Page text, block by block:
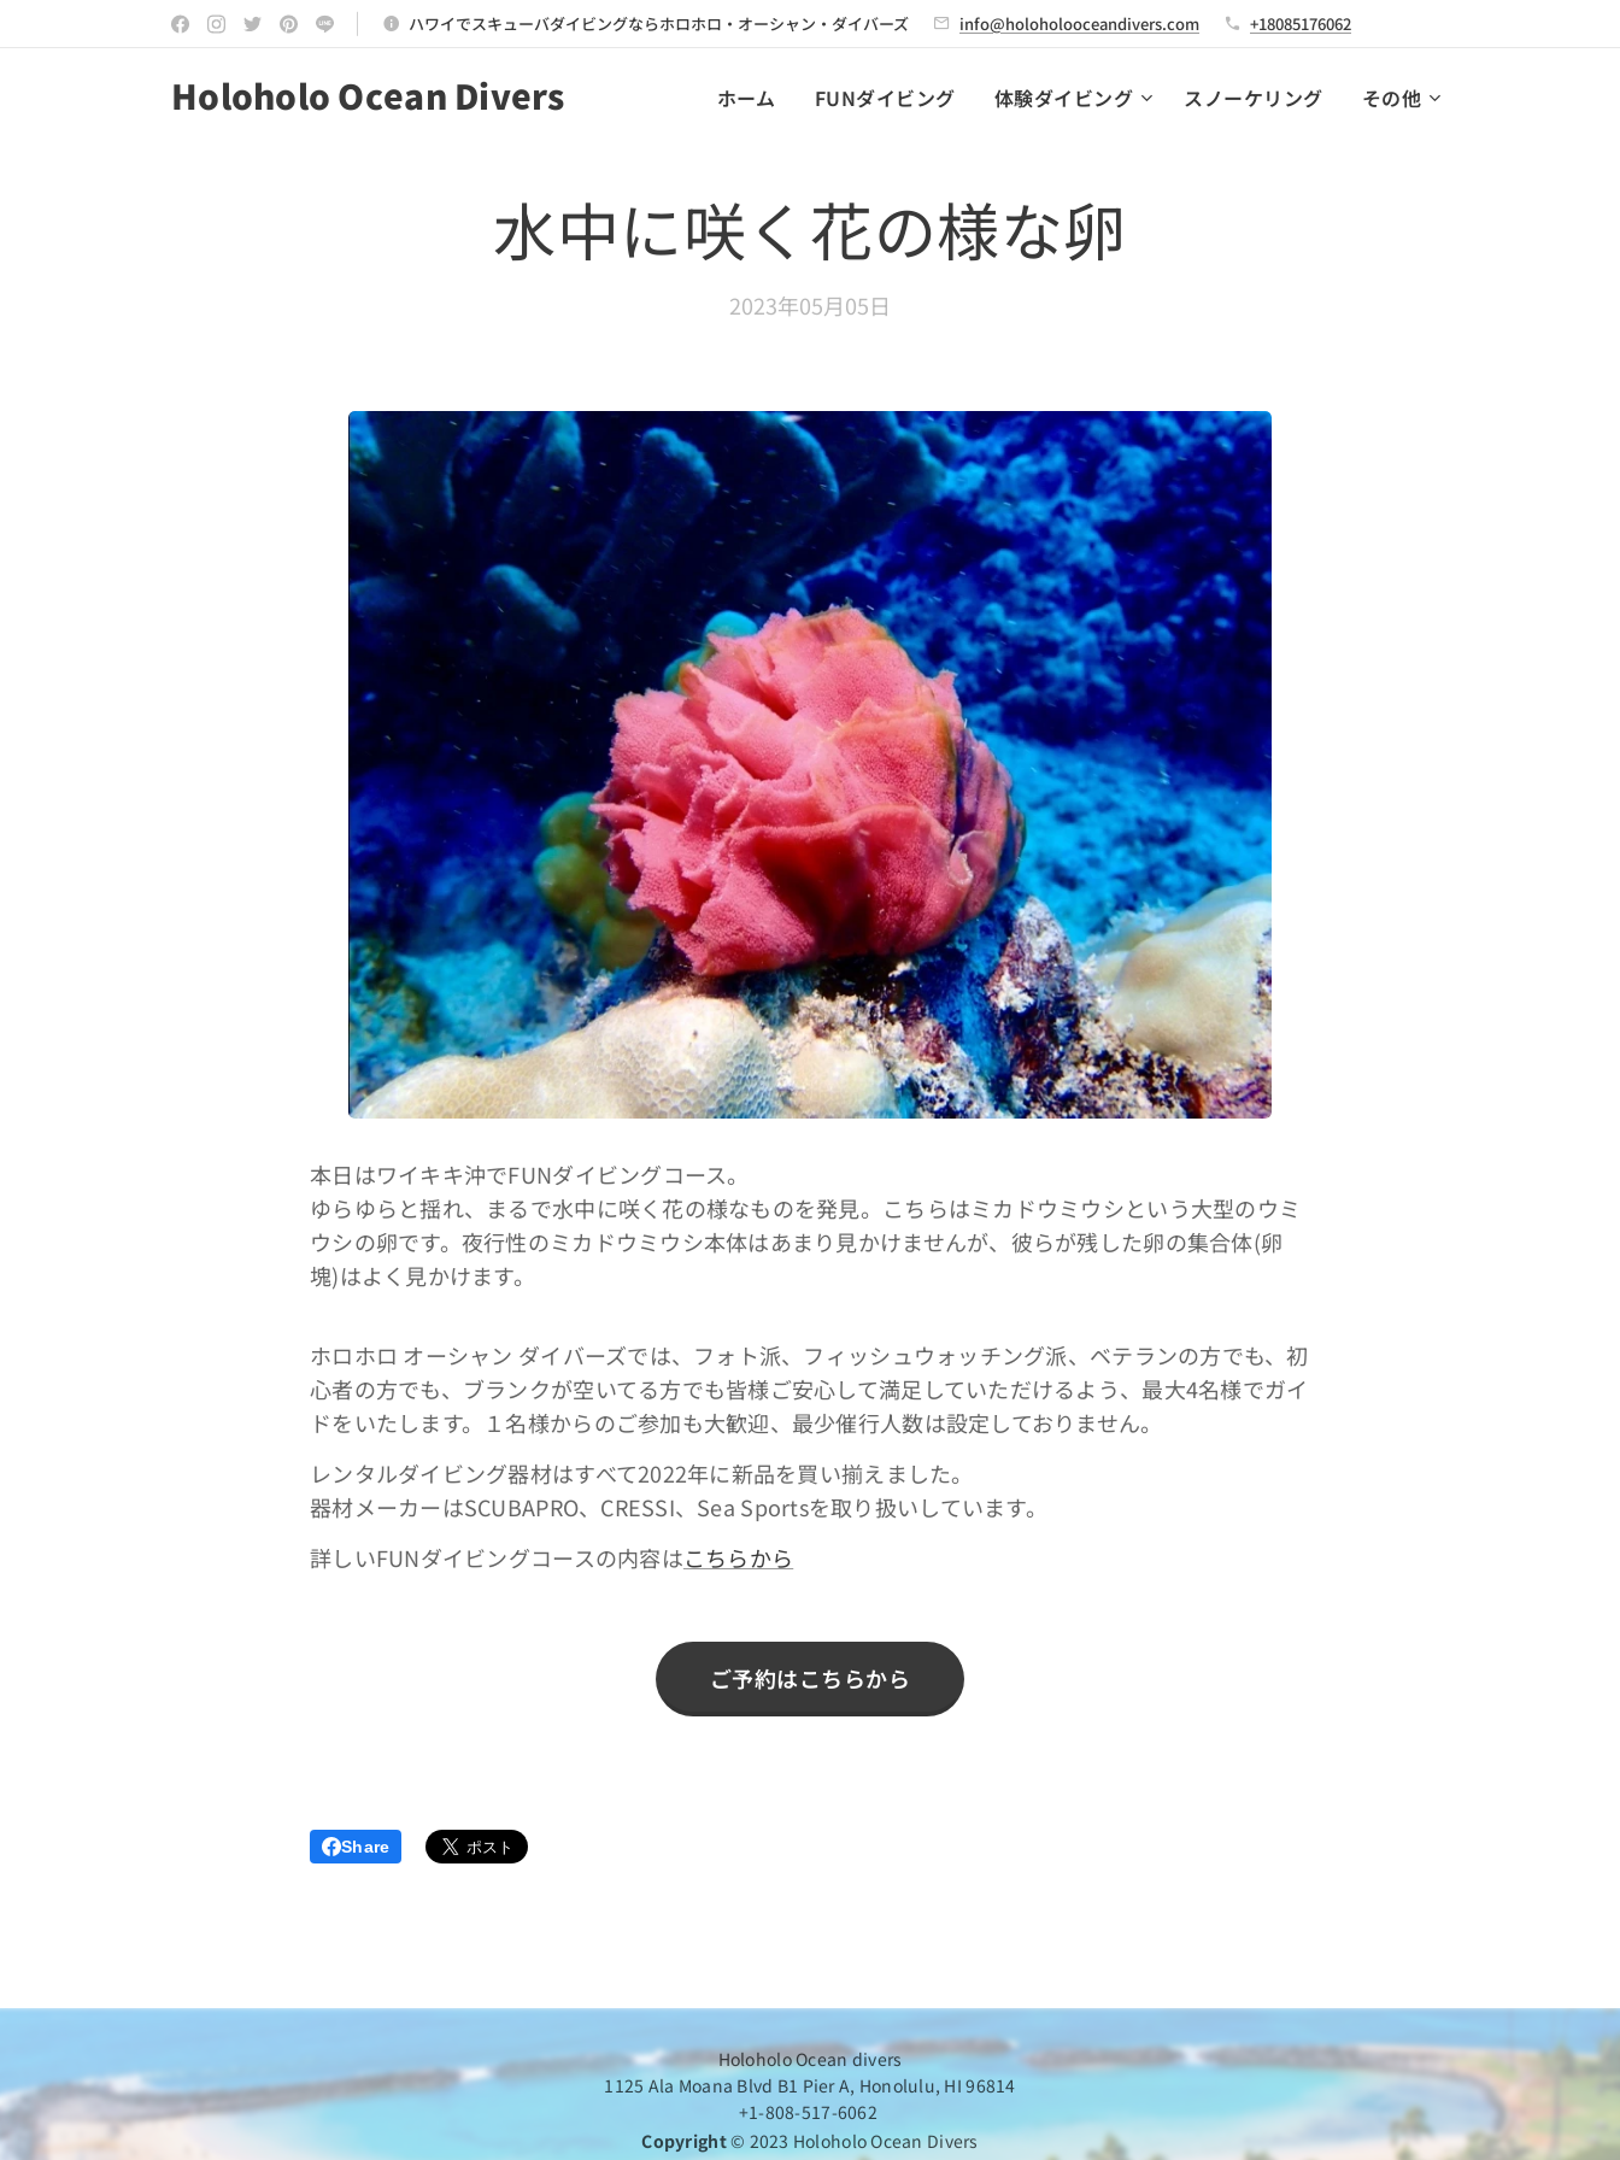
ハワイでスキューバダイビングならホロホロ・オーシャン・ダイバーズ info@holoholooceandivers.com +18085176062
Holoholo Ocean Divers ホーム FUNダイビング 体験ダイビング スノーケリング その他
水中に咲く花の様な卵
2023年05月05日
本日はワイキキ沖でFUNダイビングコース。
ゆらゆらと揺れ、まるで水中に咲く花の様なものを発見。こちらはミカドウミウシという大型のウミ
ウシの卵です。夜行性のミカドウミウシ本体はあまり見かけませんが、彼らが残した卵の集合体(卵
塊)はよく見かけます。
ホロホロ オーシャン ダイバーズでは、フォト派、フィッシュウォッチング派、ベテランの方でも、初
心者の方でも、ブランクが空いてる方でも皆様ご安心して満足していただけるよう、最大4名様でガイ
ドをいたします。１名様からのご参加も大歓迎、最少催行人数は設定しておりません。
レンタルダイビング器材はすべて2022年に新品を買い揃えました。
器材メーカーはSCUBAPRO、CRESSI、Sea Sportsを取り扱いしています。
詳しいFUNダイビングコースの内容はこちらから
ご予約はこちらから
Share
Holoholo Ocean divers
1125 Ala Moana Blvd B1 Pier A, Honolulu, HI 96814
+1-808-517-6062
Copyright© 2023 Holoholo Ocean Divers